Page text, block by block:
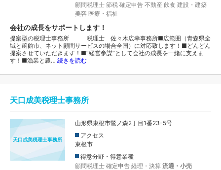
顧問税理士 節税 確定申告 不動産 飲食 建設・建築
美容 医療・福祉
会社の成長をサポートします！
提案型の税理士事務所 税理士 佐々木広幸事務所■広範囲（青森県全
域と函館市、ネット顧問サービスの場合全国）に対応致します！■どんどん
提案させていただきます！■”経営参謀”として会社の成長を一緒に支えま
す！■漁業と農… 続きを読む
天口成美税理士事務所
天口成美税理士事務所
山形県東根市鷺ノ森2丁目1番23-5号
アクセス
東根市
得意分野・得意業種
顧問税理士 確定申告 経理・決算 流通・小売